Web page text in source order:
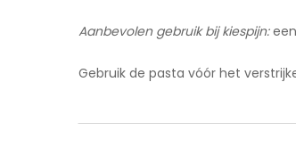
Aanbevolen gebruik bij kiespijn:
Gebruik de pasta vóór het